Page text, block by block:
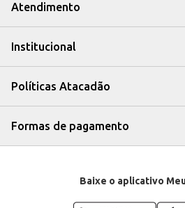
Atendimento
Institucional
Políticas Atacadão
Formas de pagamento
Baixe o aplicativo